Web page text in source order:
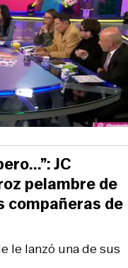
le lanzó una de sus
JC
pelambre de
compañeras de